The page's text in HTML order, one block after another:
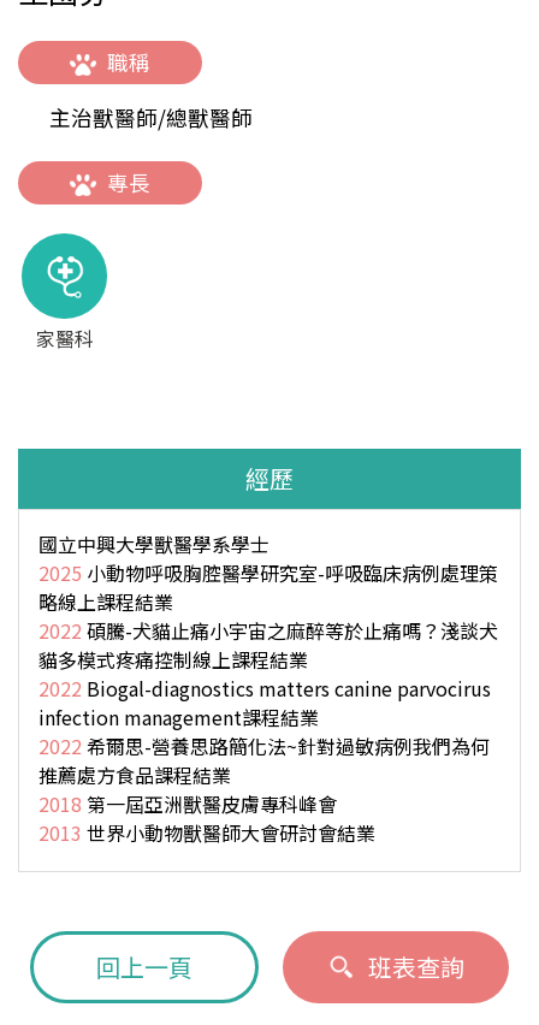
職稱
主治獸醫師/總獸醫師
專長
家醫科
經歷
國立中興大學獸醫學系學士
2025 小動物呼吸胸腔醫學研究室-呼吸臨床病例處理策
略線上課程結業
2022 碩騰-犬貓止痛小宇宙之麻醉等於止痛嗎？淺談犬
貓多模式疼痛控制線上課程結業
2022 Biogal-diagnostics matters canine parvocirus
infection management課程結業
2022 希爾思-營養思路簡化法~針對過敏病例我們為何
推薦處方食品課程結業
2018 第一屆亞洲獸醫皮膚專科峰會
2013 世界小動物獸醫師大會研討會結業
回上一頁 班表查詢